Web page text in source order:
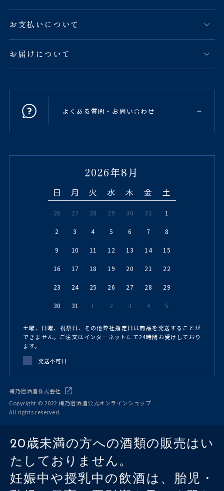
お支払いについて
お届けについて
よくある質問・お問い合わせ
2026年8月
日 月 火 水 木 金 土
26 27 28 29 30 31 1
2 3 4 5 6 7 8
9 10 11 12 13 14 15
16 17 18 19 20 21 22
23 24 25 26 27 28 29
30 31 1 2 3 4 5
土曜、日曜、祝祭日、その他弊社指定日は商品を発送することが
できません。ご注文はインターネットにて24時間お受けしており
ます。
発送不可日
梅乃宿酒造株式会社
Copyright © 2022 梅乃宿酒造公式オンラインショップ
All rights reserved.
20歳未満の方への酒類の販売はい
たしておりません。
妊娠中や授乳中の飲酒は、胎児・